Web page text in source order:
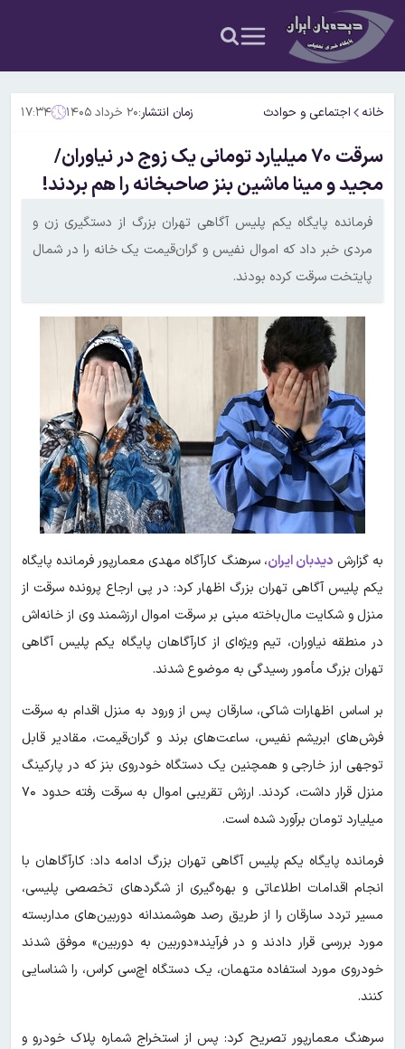
خانه اجتماعی و حوادث زمان انتشار:۲۰ خرداد ۱۴۰۵ ۱۷:۳۴
سرقت ۷۰ میلیارد تومانی یک زوج در نیاوران/
مجید و مینا ماشین بنز صاحبخانه را هم بردند!
فرمانده پایگاه یکم پلیس آگاهی تهران بزرگ از دستگیری زن و
مردی خبر داد که اموال نفیس و گران‌قیمت یک خانه را در شمال
پایتخت سرقت کرده بودند.
به گزارش دیدبان ایران،سرهنگ کارآگاه مهدی معمارپور فرمانده پایگاه
یکم پلیس آگاهی تهران بزرگ اظهار کرد: در پی ارجاع پرونده سرقت از
منزل و شکایت مال‌باخته مبنی بر سرقت اموال ارزشمند وی از خانه‌اش
در منطقه نیاوران، تیم ویژه‌ای از کارآگاهان پایگاه یکم پلیس آگاهی
تهران بزرگ مأمور رسیدگی به موضوع شدند.
بر اساس اظهارات شاکی، سارقان پس از ورود به منزل اقدام به سرقت
فرش‌های ابریشم نفیس، ساعت‌های برند و گران‌قیمت، مقادیر قابل
توجهی ارز خارجی و همچنین یک دستگاه خودروی بنز که در پارکینگ
منزل قرار داشت، کردند. ارزش تقریبی اموال به سرقت رفته حدود ۷۰
میلیارد تومان برآورد شده است.
فرمانده پایگاه یکم پلیس آگاهی تهران بزرگ ادامه داد: کارآگاهان با
انجام اقدامات اطلاعاتی و بهره‌گیری از شگردهای تخصصی پلیسی،
مسیر تردد سارقان را از طریق رصد هوشمندانه دوربین‌های مداربسته
مورد بررسی قرار دادند و در فرآیند«دوربین به دوربین» موفق شدند
خودروی مورد استفاده متهمان، یک دستگاه اچ‌سی کراس، را شناسایی
کنند.
سرهنگ معمارپور تصریح کرد: پس از استخراج شماره پلاک خودرو و